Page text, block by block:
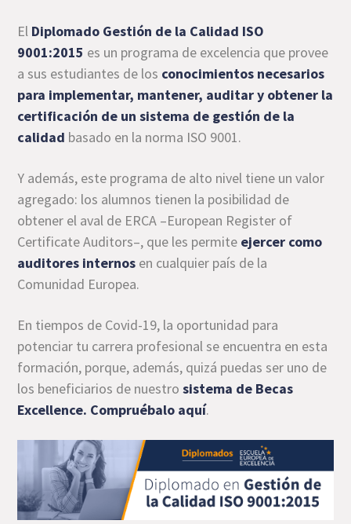
El Diplomado Gestión de la Calidad ISO
9001:2015 es un programa de excelencia que provee
a sus estudiantes de los conocimientos necesarios
para implementar, mantener, auditar y obtener la
certificación de un sistema de gestión de la
calidad basado en la norma ISO 9001.
Y además, este programa de alto nivel tiene un valor
agregado: los alumnos tienen la posibilidad de
obtener el aval de ERCA –European Register of
Certificate Auditors–, que les permite ejercer como
auditores internos en cualquier país de la
Comunidad Europea.
En tiempos de Covid-19, la oportunidad para
potenciar tu carrera profesional se encuentra en esta
formación, porque, además, quizá puedas ser uno de
los beneficiarios de nuestrosistema de Becas
Excellence. Compruébalo aquí.